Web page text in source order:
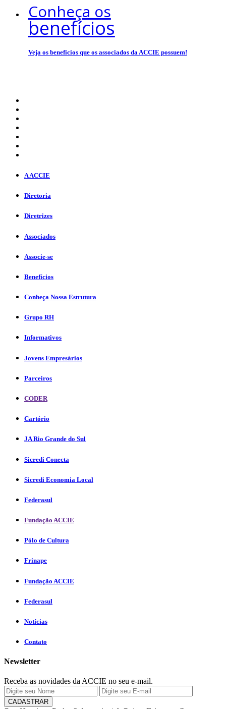
Conheça os
benefícios
Veja os benefícios que os associados da ACCIE possuem!
A ACCIE
Diretoria
Diretrizes
Associados
Associe-se
Benefícios
Conheça Nossa Estrutura
Grupo RH
Informativos
Jovens Empresários
Parceiros
CODER
Cartório
JA Rio Grande do Sul
Sicredi Conecta
Sicredi Economia Local
Federasul
Fundação ACCIE
Pólo de Cultura
Frinape
Fundação ACCIE
Federasul
Notícias
Contato
Newsletter
Receba as novidades da ACCIE no seu e-mail.